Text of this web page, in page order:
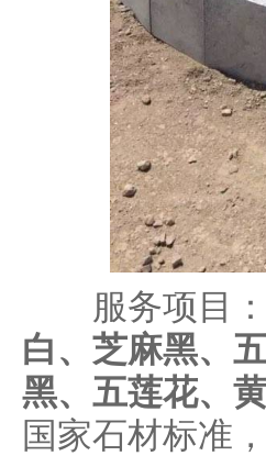
服务项目：
白、芝麻黑、
黑、五莲花、
国家石材标准